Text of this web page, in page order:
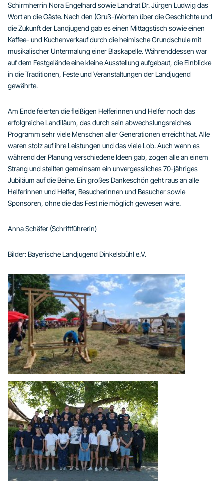
Schirmherrin Nora Engelhard sowie Landrat Dr. Jürgen Ludwig das
Wort an die Gäste. Nach den (Gruß-)Worten über die Geschichte und
die Zukunft der Landjugend gab es einen Mittagstisch sowie einen
Kaffee- und Kuchenverkauf durch die heimische Grundschule mit
musikalischer Untermalung einer Blaskapelle. Währenddessen war
auf dem Festgelände eine kleine Ausstellung aufgebaut, die Einblicke
in die Traditionen, Feste und Veranstaltungen der Landjugend
gewährte.
Am Ende feierten die fleißigen Helferinnen und Helfer noch das
erfolgreiche Landiläum, das durch sein abwechslungsreiches
Programm sehr viele Menschen aller Generationen erreicht hat. Alle
waren stolz auf ihre Leistungen und das viele Lob. Auch wenn es
während der Planung verschiedene Ideen gab, zogen alle an einem
Strang und stellten gemeinsam ein unvergessliches 70-jähriges
Jubiläum auf die Beine. Ein großes Dankeschön geht raus an alle
Helferinnen und Helfer, Besucherinnen und Besucher sowie
Sponsoren, ohne die das Fest nie möglich gewesen wäre.
Anna Schäfer (Schriftführerin)
Bilder: Bayerische Landjugend Dinkelsbühl e.V.